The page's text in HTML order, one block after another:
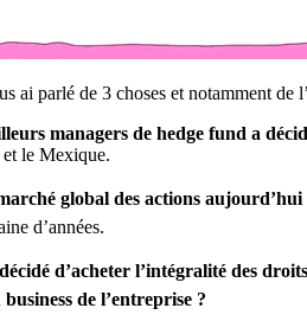
ai parlé de 3 choses et notamment de
managers de hedge fund a
le Mexique.
global des actions
d’années.
d’acheter l’intégralité des
de l’entreprise ?